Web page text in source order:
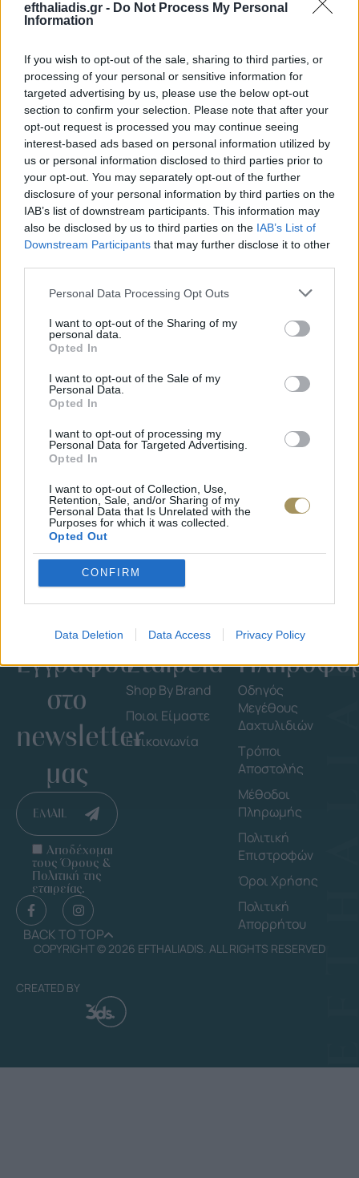
efthaliadis.gr - Do Not Process My Personal
Information
If you wish to opt-out of the sale, sharing to third parties, or
processing of your personal or sensitive information for
targeted advertising by us, please use the below opt-out
section to confirm your selection. Please note that after your
opt-out request is processed you may continue seeing
interest-based ads based on personal information utilized by
us or personal information disclosed to third parties prior to
your opt-out. You may separately opt-out of the further
disclosure of your personal information by third parties on the
IAB’s list of downstream participants. This information may
also be disclosed by us to third parties on the IAB’s List of
Downstream Participants that may further disclose it to other
Personal Data Processing Opt Outs
I want to opt-out of the Sharing of my
personal data.
Opted In
I want to opt-out of the Sale of my
Personal Data.
Opted In
I want to opt-out of processing my
Personal Data for Targeted Advertising.
Opted In
I want to opt-out of Collection, Use,
Retention, Sale, and/or Sharing of my
Personal Data that Is Unrelated with the
Purposes for which it was collected.
Opted Out
CONFIRM
Data Deletion Data Access Privacy Policy
Επιλογές Που Ταιριάζουν
Ανακαλύψτε τα κοσμήματα που αγαπήθηκαν περισσότερο!
Εδώ θα βρείτε τις κορυφαίες επιλογές που ξεχωρίζουν για
το μοναδικό τους στυλ και την εξαιρετική τους ποιότητα.
ΑΝΟΞΕΊΔΩΤΟ ΑΤΣΆΛΙ -10%
JCOU ARIA JU19087-2
Εγγράψου
στο
newsletter
μας
EMAIL
Αποδέχομαι
τους Όρους &
Πολιτική της
εταιρείας.
BACK TO TOP
Εταιρεία
Shop By Brand
Ποιοι Είμαστε
Επικοινωνία
Οδηγός
Μεγέθους
Δαχτυλιδιών
Τρόποι
Αποστολής
Μέθοδοι
Πληρωμής
Πολιτική
Επιστροφών
Όροι Χρήσης
Πολιτική
Απορρήτου
COPYRIGHT © 2026 EFTHALIADIS. ALL RIGHTS RESERVED
CREATED BY